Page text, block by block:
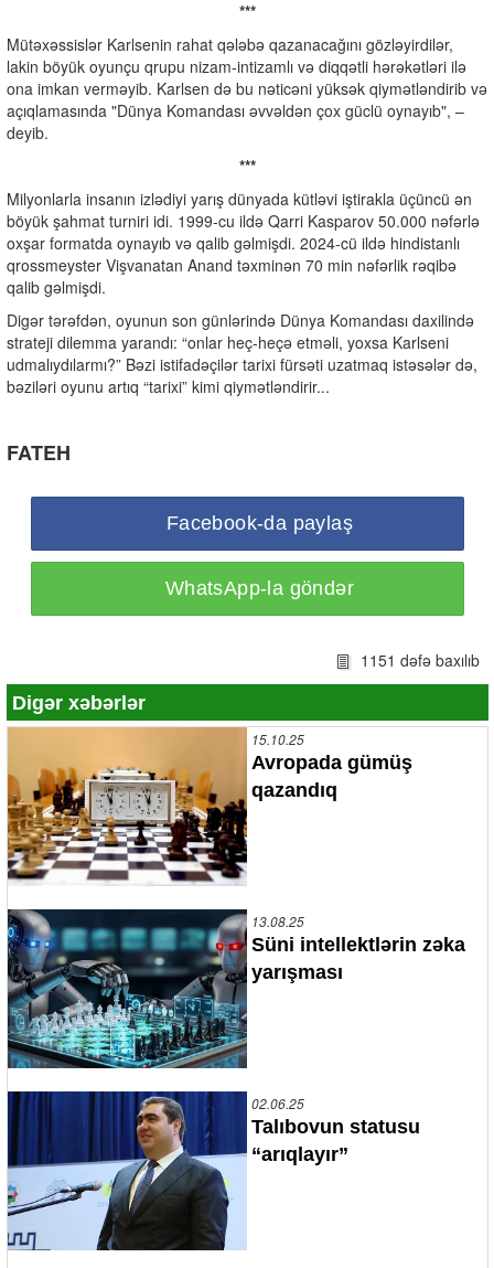
***
Mütəxəssislər Karlsenin rahat qələbə qazanacağını gözləyirdilər,
lakin böyük oyunçu qrupu nizam-intizamlı və diqqətli hərəkətləri ilə
ona imkan verməyib. Karlsen də bu nəticəni yüksək qiymətləndirib və
açıqlamasında "Dünya Komandası əvvəldən çox güclü oynayıb", –
deyib.
***
Milyonlarla insanın izlədiyi yarış dünyada kütləvi iştirakla üçüncü ən
böyük şahmat turniri idi. 1999-cu ildə Qarri Kasparov 50.000 nəfərlə
oxşar formatda oynayıb və qalib gəlmişdi. 2024-cü ildə hindistanlı
qrossmeyster Vişvanatan Anand təxminən 70 min nəfərlik rəqibə
qalib gəlmişdi.
Digər tərəfdən, oyunun son günlərində Dünya Komandası daxilində
strateji dilemma yarandı: “onlar heç-heçə etməli, yoxsa Karlseni
udmalıydılarmı?” Bəzi istifadəçilər tarixi fürsəti uzatmaq istəsələr də,
bəziləri oyunu artıq “tarixi” kimi qiymətləndirir...
FATEH
Facebook-da paylaş
WhatsApp-la göndər
1151 dəfə baxılıb
Digər xəbərlər
15.10.25
Avropada gümüş
qazandıq
13.08.25
Süni intellektlərin zəka
yarışması
02.06.25
Talıbovun statusu
“arıqlayır”